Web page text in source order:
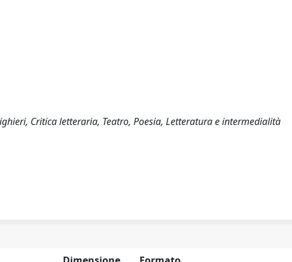
Critica letteraria, Teatro, Poesia, Letteratura e intermedialità